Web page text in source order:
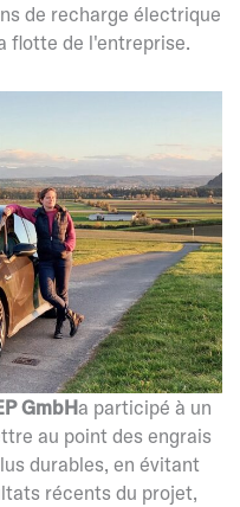
de recharge électrique
flotte de l'entreprise.
GmbHa participé à un
au point des engrais
durables, en évitant
récents du projet,